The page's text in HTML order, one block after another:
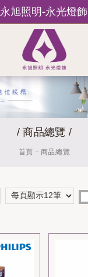
/ 商品總覽 /
首頁 商品總覽
永旭照明-永光燈飾
會員登入
會員註冊
忘記密碼
訂單查詢
繁體中文